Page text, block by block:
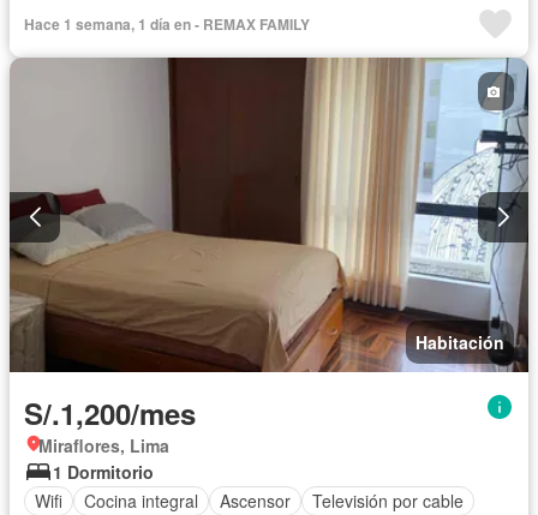
Hace 1 semana, 1 día en - REMAX FAMILY
Habitación
S/.1,200/mes
Miraflores, Lima
1 Dormitorio
Wifi
Cocina integral Ascensor
Televisión por cable